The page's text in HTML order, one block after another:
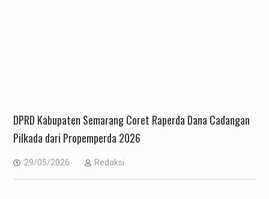
DPRD Kabupaten Semarang Coret Raperda Dana Cadangan
Pilkada dari Propemperda 2026
29/05/2026 Redaksi